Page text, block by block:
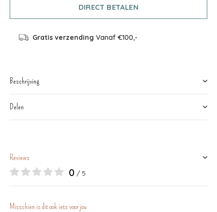
DIRECT BETALEN
Gratis verzending Vanaf €100,-
Beschrijving
Delen
Reviews
0 / 5
Misschien is dit ook iets voor jou